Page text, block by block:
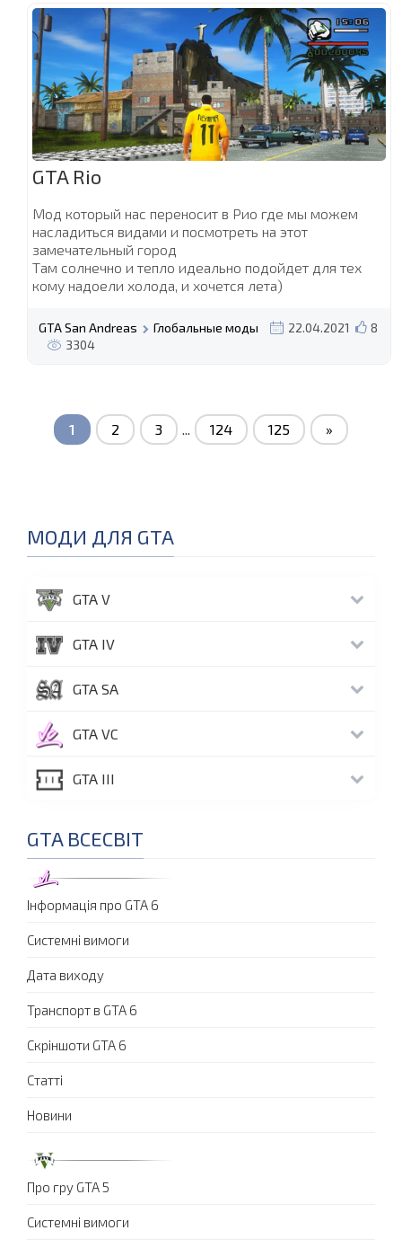
GTA Rio
Мод который нас переносит в Рио где мы можем
насладиться видами и посмотреть на этот
замечательный город
Там солнечно и тепло идеально подойдет для тех
кому надоели холода, и хочется лета)
8
GTA San Andreas Глобальные моды
22.04.2021
3304
1 2 3 ... 124 125 »
МОДИ ДЛЯ GTA
GTA V
GTA IV
GTA SA
GTA VC
GTA III
GTA ВСЕСВІТ
Інформація про GTA 6
Системні вимоги
Дата виходу
Транспорт в GTA 6
Скріншоти GTA 6
Статті
Новини
Про гру GTA 5
Системні вимоги